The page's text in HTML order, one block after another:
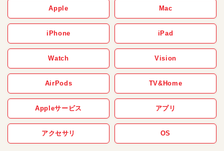
Apple Mac
iPhone iPad
Watch Vision
AirPods TV&Home
Appleサービス アプリ
アクセサリ OS